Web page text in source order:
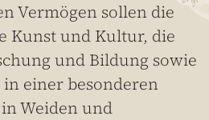
Vermögen sollen die
Kunst und Kultur, die
und Bildung sowie
einer besonderen
Weiden und